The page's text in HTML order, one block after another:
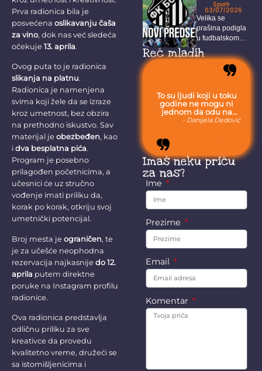
Prva radionica bila je
posvećena oslikavanju čaša
za vino, dok nas već sledeća
očekuje 13. aprila.
Ovog puta to je radionica
slikanja na platnu.
Radionica je namenjena
svima koji žele da se izraze
kroz umetnost, bez obzira
na prethodno iskustvo. Sav
materijal je obezbeđen, kao
i dva besplatna pića.
Program je posebno
prilagođen početnicima, a
učesnici će uz stručno
vođenje imati priliku da,
korak po korak, otkriju svoj
umetnički potencijal.
Broj mesta je ograničen, te
je za učešće neophodna
rezervacija najkasnije do 12.
aprila putem direktne
poruke na Instagram profilu
radionice.
Ova radionica predstavlja
odličnu priliku za sve
kreativce da provedu
kvalitetno vreme, družeći se
sa istomišljenicima i
rukovodstvo
kluba
Sport
03/07/2026
Velika se
prašina podigla
u fudbalskom
svetu nakon što
je...
Reč mladih
To su ljudi koji u toku
godine ne mogu ni
jednom da odu na
more, jer moraju da
- Danijela Dedović
Imaš neku priču
za nas?
Ime
Prezime
Email
Komentar